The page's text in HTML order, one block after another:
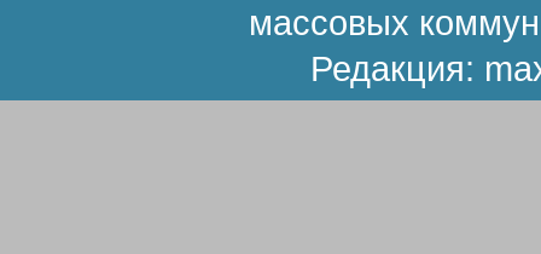
массовых
Редакция: